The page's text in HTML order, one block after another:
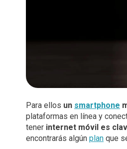
Para ellos un smartphone
plataformas en línea y
tener internet móvil es
encontrarás algún plan que